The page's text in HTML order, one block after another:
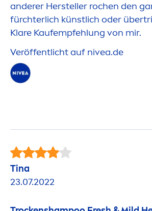
anderer Hersteller rochen den
fürchterlich künstlich oder
Klare Kaufempfehlung von mir.
Veröffentlicht auf nivea.de
Tina
23.07.2022